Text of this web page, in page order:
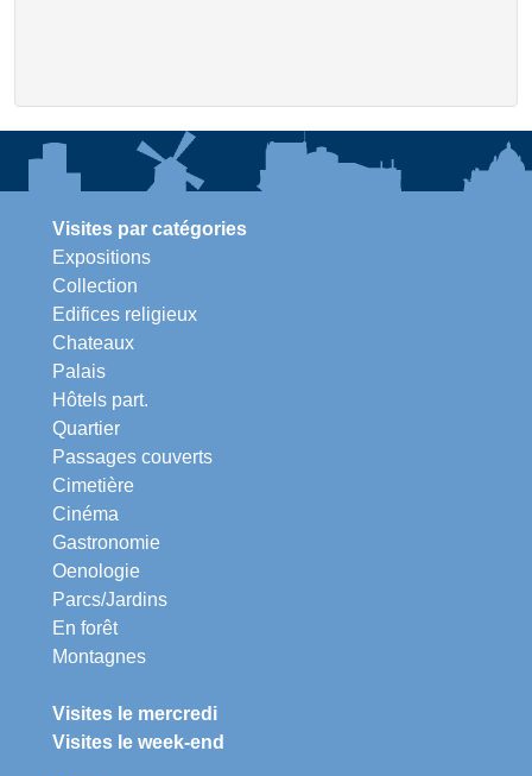
Visites par catégories
Expositions
Collection
Edifices religieux
Chateaux
Palais
Hôtels part.
Quartier
Passages couverts
Cimetière
Cinéma
Gastronomie
Oenologie
Parcs/Jardins
En forêt
Montagnes
Visites le mercredi
Visites le week-end